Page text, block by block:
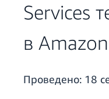
Services
в
Проведено: 18